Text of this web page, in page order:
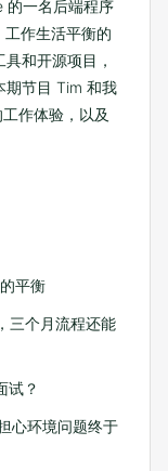
的一名后端程序
作生活平衡的
和开源项目，
期节目 Tim 和我
作体验，以及
平衡
三个月流程还能
试？
心环境问题终于